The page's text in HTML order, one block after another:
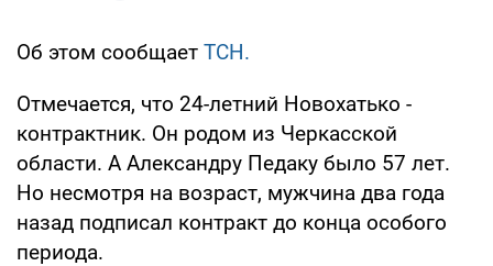
Об этом сообщает ТСН.
Отмечается, что 24-летний Новохатько -
контрактник. Он родом из Черкасской
области. А Александру Педаку было 57 лет.
Но несмотря на возраст, мужчина два года
назад подписал контракт до конца особого
периода.